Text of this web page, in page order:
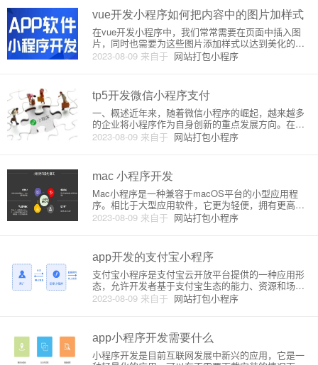
户需求的小程序。安吉小程序
vue开发小程序如何把内容中的图片加样式
2023-08-09 来自于 网站打包小程序
在vue开发小程序中，我们常常需要在页面中插入图
片，同时也需要为这些图片添加样式以达到美化的效
果。那么，在vue开发小程序中，如何把内容中的图片
加样式呢？下面将为您详细介绍。一、给图片添加样
就是对图片的标签
tp5开发微信小程序支付
2023-08-09 来自于 网站打包小程序
一、概述近年来，随着微信小程序的崛起，越来越多
的企业将小程序作为自身创新的重点发展方向。在小
程序开发过程中，微信支付作为实现商业化的重要手
段，自然成为了开发人员必须要掌握的技术之一。本
细步骤。二、微信小程序支
mac 小程序开发
2023-08-09 来自于 网站打包小程序
Mac小程序是一种兼容于macOS平台的小型应用程
序。相比于大型应用软件，它更为轻便，拥有更高的
响应速度，并且只需要占用较少的系统资源。Mac小
程序的设计理念源于传统的桌面应用程序，但其开发
开发Mac小程序呢？
app开发的支付宝小程序
2023-08-09 来自于 网站打包小程序
支付宝小程序是支付宝云开放平台提供的一种应用形
态，允许开发者基于支付宝生态的能力、资源和场
景，快速构建出功能丰富、用户体验良好、商业价值
突出的小程序。支付宝小程序开发需要遵循一系列的
原理，才能更好地开发出具有商
app小程序开发需要什么
小程序开发是目前互联网发展中新兴的应用，它是一